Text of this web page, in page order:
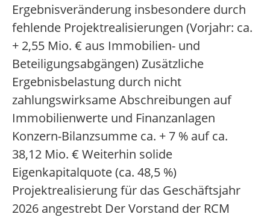
Ergebnisveränderung insbesondere durch
fehlende Projektrealisierungen (Vorjahr: ca.
+ 2,55 Mio. € aus Immobilien- und
Beteiligungsabgängen) Zusätzliche
Ergebnisbelastung durch nicht
zahlungswirksame Abschreibungen auf
Immobilienwerte und Finanzanlagen
Konzern-Bilanzsumme ca. + 7 % auf ca.
38,12 Mio. € Weiterhin solide
Eigenkapitalquote (ca. 48,5 %)
Projektrealisierung für das Geschäftsjahr
2026 angestrebt Der Vorstand der RCM